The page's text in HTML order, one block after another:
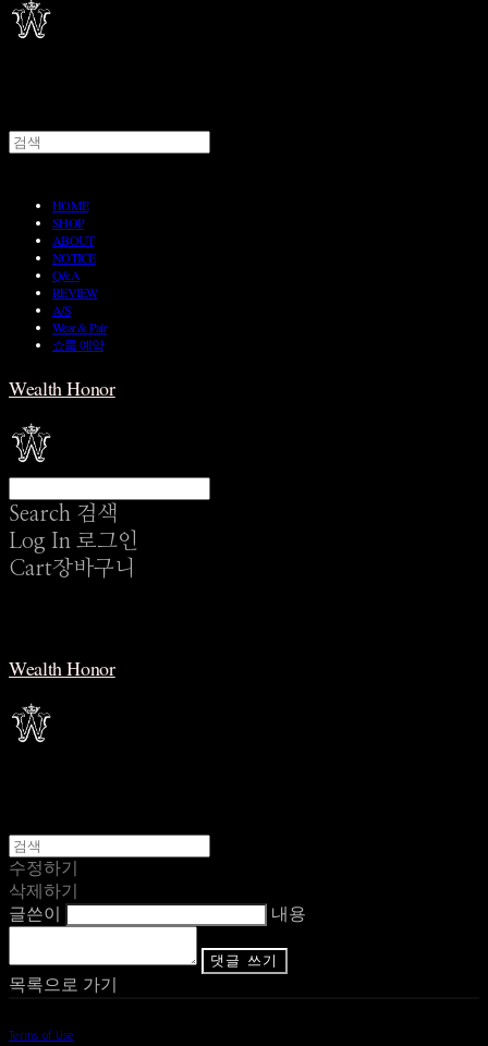
HOME
SHOP
ABOUT
NOTICE
Q&A
REVIEW
A/S
Wear & Pair
쇼룸 예약
Wealth Honor
Search 검색
Log In 로그인
Cart장바구니
Wealth Honor
수정하기
삭제하기
글쓴이
내용
댓글 쓰기
목록으로 가기
Terms of Use